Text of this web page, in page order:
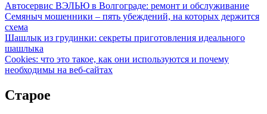
Автосервис ВЭЛЬЮ в Волгограде: ремонт и обслуживание
Семяныч мошенники – пять убеждений, на которых держится
схема
Шашлык из грудинки: секреты приготовления идеального
шашлыка
Cookies: что это такое, как они используются и почему
необходимы на веб-сайтах
Старое